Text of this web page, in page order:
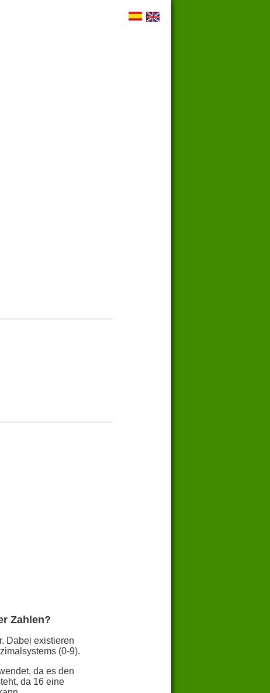
Zahlen?
Dabei existieren
(0-9).
da es den
da 16 eine